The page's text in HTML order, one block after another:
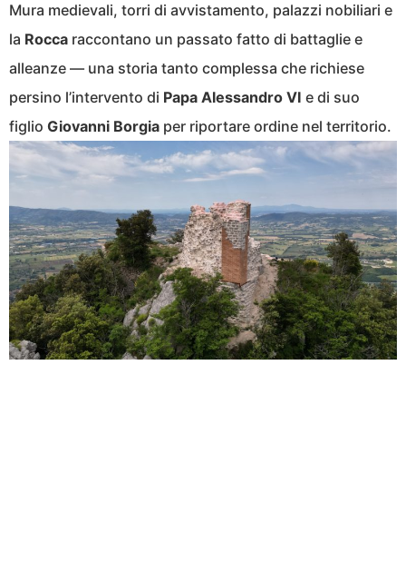
Mura medievali, torri di avvistamento, palazzi nobiliari e
la Rocca raccontano un passato fatto di battaglie e
alleanze — una storia tanto complessa che richiese
persino l’intervento di Papa Alessandro VI e di suo
figlio Giovanni Borgia per riportare ordine nel territorio.